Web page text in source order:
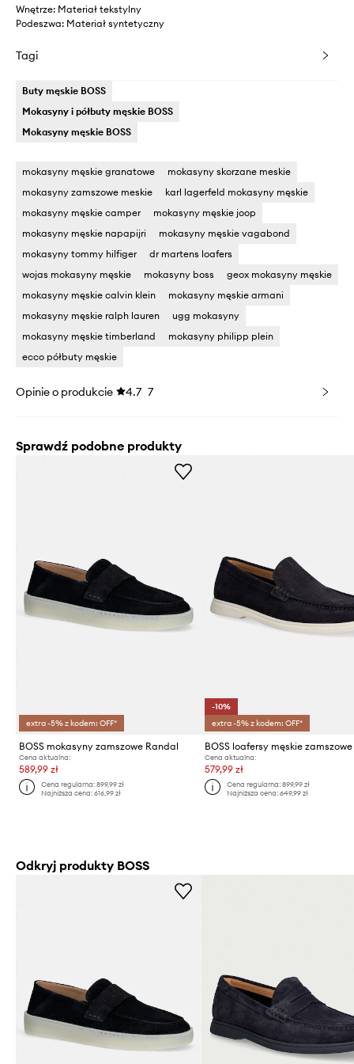
Wnętrze: Materiał tekstylny
Podeszwa: Materiał syntetyczny
Tagi
Buty męskie BOSS
Mokasyny i półbuty męskie BOSS
Mokasyny męskie BOSS
mokasyny męskie granatowe
mokasyny skorzane meskie
mokasyny zamszowe meskie
karl lagerfeld mokasyny męskie
mokasyny męskie camper
mokasyny męskie joop
mokasyny męskie napapijri
mokasyny męskie vagabond
mokasyny tommy hilfiger
dr martens loafers
wojas mokasyny męskie
mokasyny boss
geox mokasyny męskie
mokasyny męskie calvin klein
mokasyny męskie armani
mokasyny męskie ralph lauren
ugg mokasyny
mokasyny męskie timberland
mokasyny philipp plein
ecco półbuty męskie
Opinie o produkcie 4.7 7
Sprawdź podobne produkty
extra -5% z kodem: OFF*
BOSS mokasyny zamszowe Randal
Cena aktualna:
589,99 zł
Cena regularna:899,99 zł
Najniższa cena:616,99 zł
-10%
extra -5% z kodem: OFF*
Cena aktualna:
579,99 zł
Cena regularna: 899,99 zł
Najniższa cena: 649,99 zł
Odkryj produkty BOSS